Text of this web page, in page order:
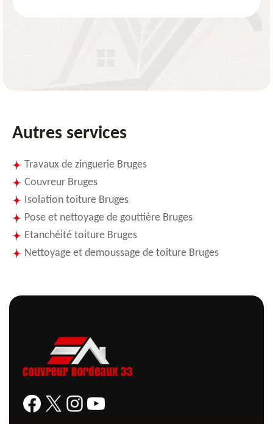
Autres services
Travaux de zinguerie Bruges
Couvreur Bruges
Isolation toiture Bruges
Pose et nettoyage de gouttière Bruges
Etanchéité toiture Bruges
Nettoyage et demoussage de toiture Bruges